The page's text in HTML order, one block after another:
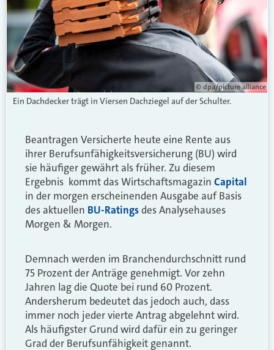
© dpa/picture alliance
Ein Dachdecker trägt in Viersen Dachziegel auf der Schulter.
Beantragen Versicherte heute eine Rente aus
ihrer Berufsunfähigkeitsversicherung (BU) wird
sie häufiger gewährt als früher. Zu diesem
Ergebnis kommt das Wirtschaftsmagazin Capital
in der morgen erscheinenden Ausgabe auf Basis
des aktuellen BU-Ratingsdes Analysehauses
Morgen & Morgen.
Demnach werden im Branchendurchschnitt rund
75 Prozent der Anträge genehmigt. Vor zehn
Jahren lag die Quote bei rund 60 Prozent.
Andersherum bedeutet das jedoch auch, dass
immer noch jeder vierte Antrag abgelehnt wird.
Als häufigster Grund wird dafür ein zu geringer
Grad der Berufsunfähigkeit genannt.